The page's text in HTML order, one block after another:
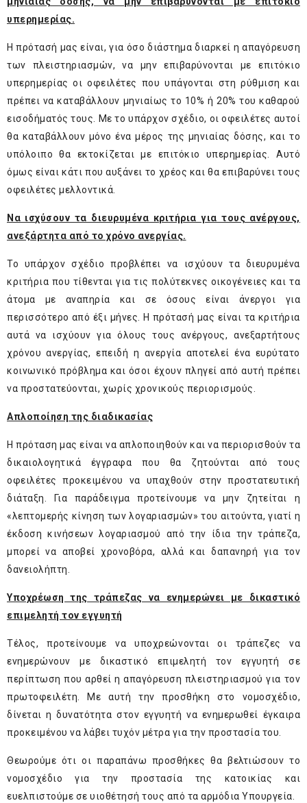
υπερημερίας.
Η πρότασή μας είναι, για όσο διάστημα διαρκεί η απαγόρευση
των πλειστηριασμών, να μην επιβαρύνονται με επιτόκιο
υπερημερίας οι οφειλέτες που υπάγονται στη ρύθμιση και
πρέπει να καταβάλλουν μηνιαίως το 10% ή 20% του καθαρού
εισοδήματός τους. Με το υπάρχον σχέδιο, οι οφειλέτες αυτοί
θα καταβάλλουν μόνο ένα μέρος της μηνιαίας δόσης, και το
υπόλοιπο θα εκτοκίζεται με επιτόκιο υπερημερίας. Αυτό
όμως είναι κάτι που αυξάνει το χρέος και θα επιβαρύνει τους
οφειλέτες μελλοντικά.
Να ισχύσουν τα διευρυμένα κριτήρια για τους ανέργους,
ανεξάρτητα από το χρόνο ανεργίας.
Το υπάρχον σχέδιο προβλέπει να ισχύουν τα διευρυμένα
κριτήρια που τίθενται για τις πολύτεκνες οικογένειες και τα
άτομα με αναπηρία και σε όσους είναι άνεργοι για
περισσότερο από έξι μήνες. Η πρότασή μας είναι τα κριτήρια
αυτά να ισχύουν για όλους τους ανέργους, ανεξαρτήτους
χρόνου ανεργίας, επειδή η ανεργία αποτελεί ένα ευρύτατο
κοινωνικό πρόβλημα και όσοι έχουν πληγεί από αυτή πρέπει
να προστατεύονται, χωρίς χρονικούς περιορισμούς.
Απλοποίηση της διαδικασίας
Η πρόταση μας είναι να απλοποιηθούν και να περιορισθούν τα
δικαιολογητικά έγγραφα που θα ζητούνται από τους
οφειλέτες προκειμένου να υπαχθούν στην προστατευτική
διάταξη. Για παράδειγμα προτείνουμε να μην ζητείται η
«λεπτομερής κίνηση των λογαριασμών» του αιτούντα, γιατί η
έκδοση κινήσεων λογαριασμού από την ίδια την τράπεζα,
μπορεί να αποβεί χρονοβόρα, αλλά και δαπανηρή για τον
δανειολήπτη.
Υποχρέωση της τράπεζας να ενημερώνει με δικαστικό
επιμελητή τον εγγυητή
Τέλος, προτείνουμε να υποχρεώνονται οι τράπεζες να
ενημερώνουν με δικαστικό επιμελητή τον εγγυητή σε
περίπτωση που αρθεί η απαγόρευση πλειστηριασμού για τον
πρωτοφειλέτη. Με αυτή την προσθήκη στο νομοσχέδιο,
δίνεται η δυνατότητα στον εγγυητή να ενημερωθεί έγκαιρα
προκειμένου να λάβει τυχόν μέτρα για την προστασία του.
Θεωρούμε ότι οι παραπάνω προσθήκες θα βελτιώσουν το
νομοσχέδιο για την προστασία της κατοικίας και
ευελπιστούμε σε υιοθέτησή τους από τα αρμόδια Υπουργεία.